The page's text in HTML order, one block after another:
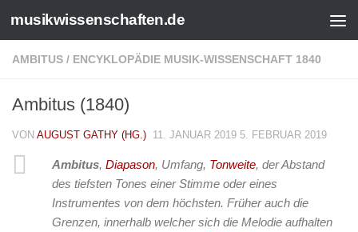
musikwissenschaften.de
AMBITUS / ENCYKLOPÄDIE MUSIK-WISSENSCHAFT 1840
Ambitus (1840)
VON AUGUST GATHY (HG.) 11. JANUAR 2019 5. FEBRUAR 2019
Ambitus, Diapason, Umfang, Tonweite, der Abstand
des tiefsten Tones einer Stimme oder eines
Instrumentes von dem höchsten. Früher auch die
Grenzen, innerhalb welcher sich die Melodie aufhalten